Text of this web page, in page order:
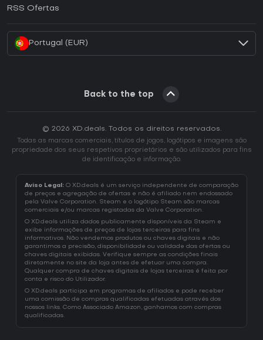
RSS Ofertas
Portugal (EUR)
Back to the top
© 2026 XD.deals. Todos os direitos reservados.
Todas as marcas comerciais, títulos de jogos, logótipos e imagens são
propriedade dos seus respetivos proprietários e são utilizados para fins
de identificação e informação.
Aviso Legal: O XD.deals é um serviço independente de comparação
de preços e agregação de ofertas e não é afiliado nem endossado
pela Valve Corporation. Steam e o logótipo Steam são marcas
comerciais e/ou marcas registadas da Valve Corporation.
O XD.deals utiliza dados publicamente disponíveis da Steam e
exibe informações de preços de lojas terceiras para fins
informativos. Não vendemos produtos ou chaves digitais e não
garantimos a precisão, disponibilidade ou validade das ofertas ou
chaves digitais exibidas. Verifique sempre as condições finais
diretamente no site da loja antes de efetuar uma compra.
Qualquer compra de chaves digitais de lojas terceiras é feita por
conta e risco do Utilizador.
O XD.deals participa em programas de afiliados e pode receber
uma comissão de compras qualificadas efetuadas através dos
nossos links. Como Associado Amazon, ganhamos com compras
qualificadas.